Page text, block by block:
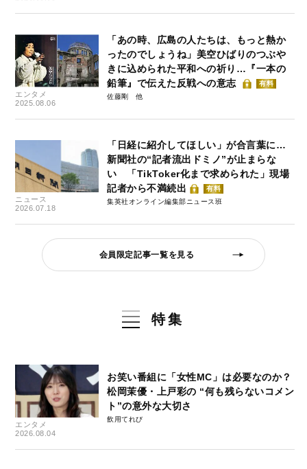
エンタメ
2025.08.06
「あの時、広島の人たちは、もっと熱か
ったのでしょうね」美空ひばりのつぶや
きに込められた平和への祈り…『一本の
鉛筆』で伝えた反戦への意志
有料
佐藤剛
ニュース
2026.07.18
「日経に紹介してほしい」が合言葉に…
新聞社の“記者流出ドミノ”が止まらな
い 「TikToker化まで求められた」現場
記者から不満続出
有料
集英社オンライン編集部ニュース班
会員限定記事一覧を見る
特集
エンタメ
2026.08.04
お笑い番組に「女性MC」は必要なのか？
松岡茉優・上戸彩の “何も残らないコメン
ト”の意外な大切さ
飲用てれび